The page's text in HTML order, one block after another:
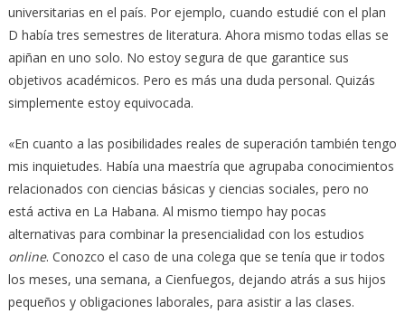
universitarias en el país. Por ejemplo, cuando estudié con el plan
D había tres semestres de literatura. Ahora mismo todas ellas se
apiñan en uno solo. No estoy segura de que garantice sus
objetivos académicos. Pero es más una duda personal. Quizás
simplemente estoy equivocada.
«En cuanto a las posibilidades reales de superación también tengo
mis inquietudes. Había una maestría que agrupaba conocimientos
relacionados con ciencias básicas y ciencias sociales, pero no
está activa en La Habana. Al mismo tiempo hay pocas
alternativas para combinar la presencialidad con los estudios
online. Conozco el caso de una colega que se tenía que ir todos
los meses, una semana, a Cienfuegos, dejando atrás a sus hijos
pequeños y obligaciones laborales, para asistir a las clases.